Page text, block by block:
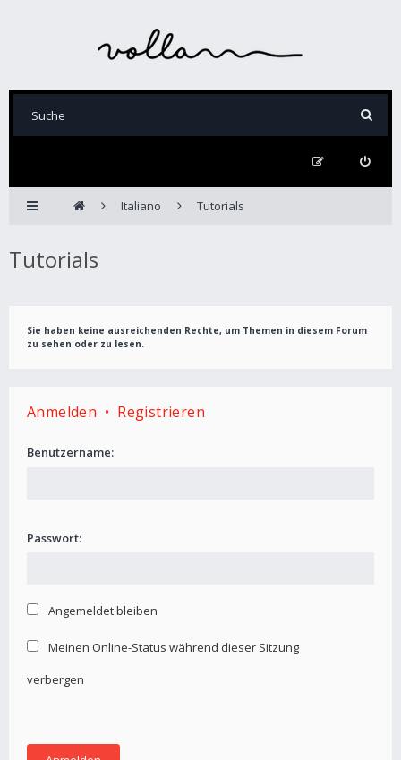
Italiano Tutorials
Tutorials
Sie haben keine ausreichenden Rechte, um Themen in diesem Forum
zu sehen oder zu lesen.
Anmelden • Registrieren
Benutzername:
Passwort:
Angemeldet bleiben
Meinen Online-Status während dieser Sitzung
verbergen